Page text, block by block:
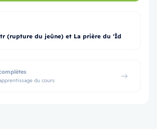
(rupture du jeûne) et La prière du ‘Îd
du cours